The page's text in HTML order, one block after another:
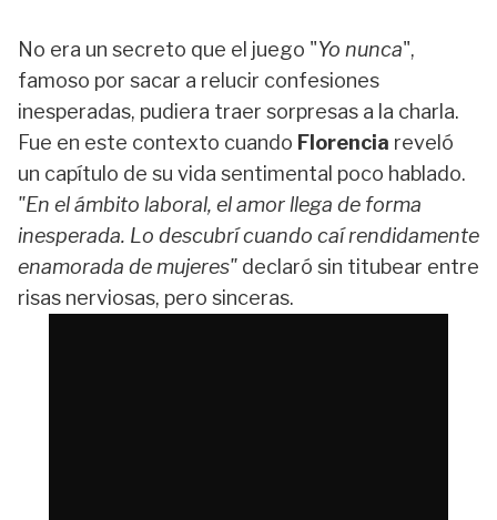
No era un secreto que el juego "Yo nunca",
famoso por sacar a relucir confesiones
inesperadas, pudiera traer sorpresas a la charla.
Fue en este contexto cuando Florencia reveló
un capítulo de su vida sentimental poco hablado.
"En el ámbito laboral, el amor llega de forma
inesperada. Lo descubrí cuando caí rendidamente
enamorada de mujeres" declaró sin titubear entre
risas nerviosas, pero sinceras.